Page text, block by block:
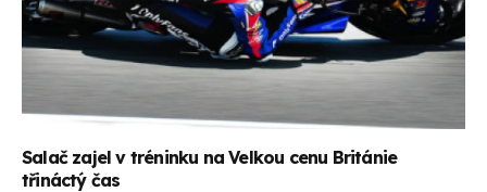
Salač zajel v tréninku na Velkou cenu Británie
třináctý čas